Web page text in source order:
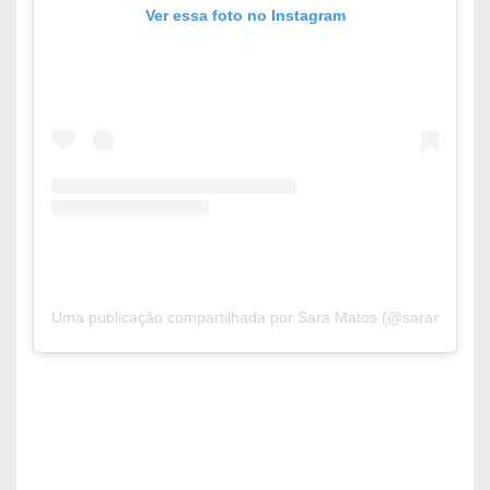
Ver essa foto no Instagram
Uma publicação compartilhada por Sara Matos